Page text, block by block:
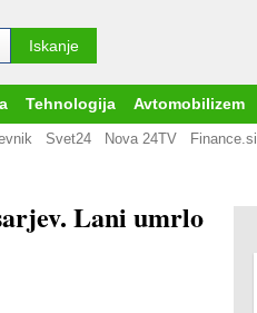
Tehnologija Avtomobilizem
Svet24 Nova 24TV Finance.si
Lani umrlo